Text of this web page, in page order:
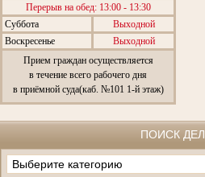
Перерыв на обед: 13:00 - 13:30
Суббота
Выходной
Воскресенье
Выходной
Прием граждан осуществляется
в течение всего рабочего дня
в приёмной суда(каб. №101 1-й этаж)
ПОИСК ДЕЛ